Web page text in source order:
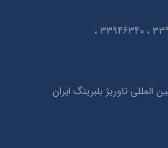
تهران ، خیابان امیر کبیر ، بین خیابان ملت و ناظم الاطباء پلاک 539 33983178 ، 33946340 ،
تاوریژ بلبرینگ ایران